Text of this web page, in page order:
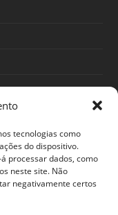
tecnologias como
do dispositivo.
processar dados, como
neste site. Não
negativamente certos
é teu
tome conta da